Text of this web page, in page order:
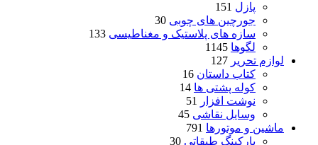
پازل 151
جورچین های چوبی 30
سازه های پلاستیک و مغناطیسی 133
لگوها 1145
لوازم تحریر 127
کتاب داستان 16
کوله پشتی ها 14
نوشت افزار
51
وسایل نقاشی 45
ماشین و موتورها 791
پارکینگ طبقاتی 30